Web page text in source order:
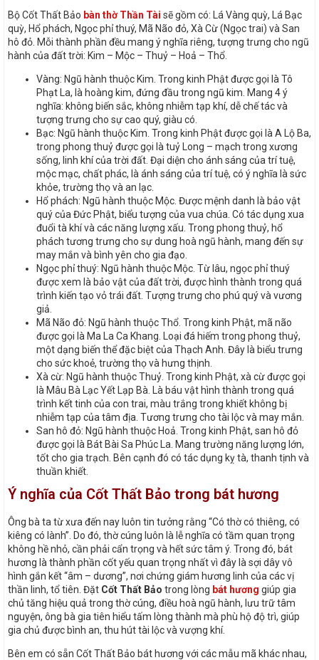
Bộ Cốt Thất Bảo bàn thờ Thần Tài sẽ gồm có: Lá Vàng quỳ, Lá Bạc
quỳ, Hổ phách, Ngọc phỉ thuý, Mã Não đỏ, Xà Cừ (Ngọc trai) và San
hô đỏ. Mỗi thành phần đều mang ý nghĩa riêng, tượng trưng cho ngũ
hành của đất trời: Kim – Mộc – Thuỷ – Hoả – Thổ.
Vàng: Ngũ hành thuộc Kim. Trong kinh Phật được gọi là Tô
Phạt La, là hoàng kim, đứng đầu trong ngũ kim. Mang 4 ý
nghĩa: không biến sắc, không nhiễm tạp khí, dễ chế tác và
tượng trưng cho sự cao quý, giàu có.
Bạc: Ngũ hành thuộc Kim. Trong kinh Phật được gọi là A Lộ Ba,
trong phong thuỷ được gọi là tuỷ Long – mạch trong xương
sống, linh khí của trời đất. Đại diện cho ánh sáng của trí tuệ,
mộc mạc, chất phác, là ánh sáng của trí tuệ, có ý nghĩa là sức
khỏe, trường thọ và an lạc.
Hổ phách: Ngũ hành thuộc Mộc. Được mệnh danh là bảo vật
quý của Đức Phật, biểu tượng của vua chúa. Có tác dụng xua
đuổi tà khí và các năng lượng xấu. Trong phong thuỷ, hổ
phách tương trưng cho sự dung hoà ngũ hành, mang đến sự
may mắn và bình yên cho gia đạo.
Ngọc phỉ thuý: Ngũ hành thuộc Mộc. Từ lâu, ngọc phỉ thuý
được xem là bảo vật của đất trời, được hình thành trong quá
trình kiến tạo vỏ trái đất. Tượng trưng cho phú quý và vương
giả.
Mã Não đỏ: Ngũ hành thuộc Thổ. Trong kinh Phật, mã não
được gọi là Ma La Ca Khang. Loại đá hiếm trong phong thuỷ,
một dạng biến thể đặc biệt của Thạch Anh. Đây là biểu trưng
cho sức khoẻ, trường thọ và hưng thịnh.
Xà cừ: Ngũ hành thuộc Thuỷ. Trong kinh Phật, xà cừ được gọi
là Mâu Bà Lạc Yết Lạp Bà. Là báu vật hình thành trong quá
trình kết tinh của con trai, màu trắng trong khiết không bị
nhiễm tạp của tâm địa. Tương trưng cho tài lộc và may mắn.
San hô đỏ: Ngũ hành thuộc Hoả. Trong kinh Phật, san hô đỏ
được gọi là Bát Bài Sa Phúc La. Mang trường năng lượng lớn,
tốt cho gia trạch. Bên cạnh đó có tác dụng kỵ tà, thanh tịnh và
thuần khiết.
Ý nghĩa của Cốt Thất Bảo trong bát hương
Ông bà ta từ xưa đến nay luôn tin tưởng rằng “Có thờ có thiêng, có
kiêng có lành”. Do đó, thờ cúng luôn là lễ nghĩa có tầm quan trọng
không hề nhỏ, cần phải cẩn trọng và hết sức tâm ý. Trong đó, bát
hương là thành phần cốt yếu quan trọng nhất vì đây là sợi dây vô
hình gắn kết “âm – dương”, nơi chứng giám hương linh của các vị
thần linh, tổ tiên. Đặt Cốt Thất Bảo trong lòng bát hương giúp gia
chủ tăng hiệu quả trong thờ cúng, điều hoà ngũ hành, lưu trữ tâm
nguyện, ông bà gia tiên hiểu tấm lòng thành mà phù hộ độ trì, giúp
gia chủ được bình an, thu hút tài lộc và vượng khí.
Bên em có sẵn Cốt Thất Bảo bát hương với các mẫu mã khác nhau,